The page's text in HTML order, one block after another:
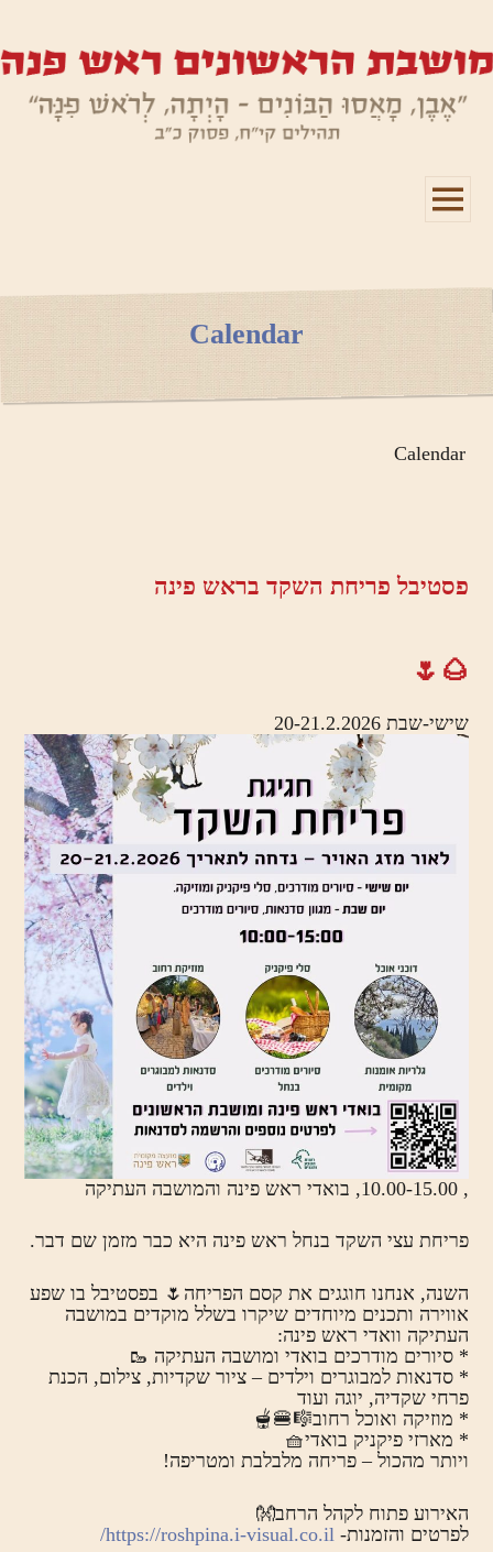
Calendar
Calendar
פסטיבל פריחת השקד בראש פינה
🌰🌷
שישי-שבת 20-21.2.2026
, 10.00-15.00, בואדי ראש פינה והמושבה העתיקה
פריחת עצי השקד בנחל ראש פינה היא כבר מזמן שם דבר.
השנה, אנחנו חוגגים את קסם הפריחה🌷 בפסטיבל בו שפע
אווירה ותכנים מיוחדים שיקרו בשלל מוקדים במושבה
העתיקה וואדי ראש פינה:
* סיורים מודרכים בואדי ומושבה העתיקה 🥾
* סדנאות למבוגרים וילדים – ציור שקדיות, צילום, הכנת
פרחי שקדיה, יוגה ועוד
* מוזיקה ואוכל רחוב🎼🍔🫕
* מארזי פיקניק בואדי🧺
ויותר מהכול – פריחה מלבלבת ומטריפה!
האירוע פתוח לקהל הרחב👐
לפרטים והזמנות-https://roshpina.i-visual.co.il/